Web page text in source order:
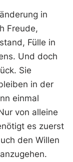
in
Freude,
Fülle in
Und doch
Sie
in der
einmal
von alleine
es zuerst
den Willen